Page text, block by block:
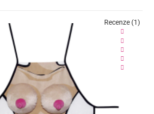
Recenze (1)